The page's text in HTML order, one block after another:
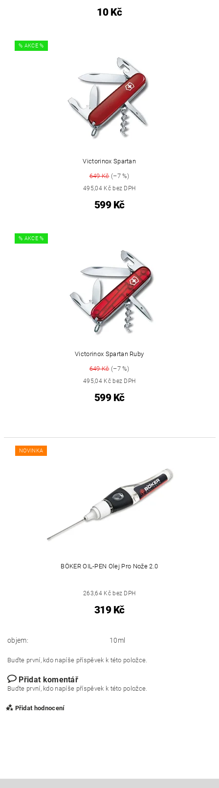
10 Kč
% AKCE %
Victorinox Spartan
649 Kč(–7 %)
495,04 Kč bez DPH
599 Kč
% AKCE %
Victorinox Spartan Ruby
649 Kč(–7 %)
495,04 Kč bez DPH
599 Kč
NOVINKA
BÖKER OIL-PEN Olej Pro Nože 2.0
263,64 Kč bez DPH
319 Kč
objem: 10ml
Buďte první, kdo napíše příspěvek k této položce.
Přidat komentář
Buďte první, kdo napíše příspěvek k této položce.
Přidat hodnocení